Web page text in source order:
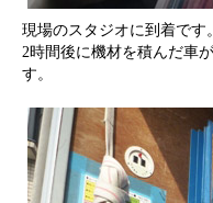
現場のスタジオに到着です。
2時間後に機材を積んだ車
す。